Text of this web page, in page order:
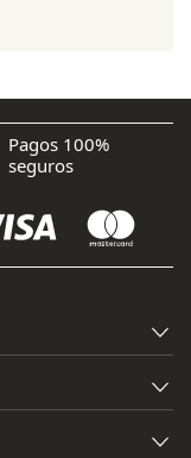
€.
Pagos 100%
seguros